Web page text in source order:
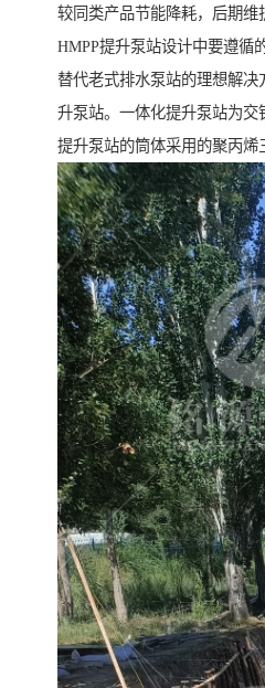
较同类产品节能降耗，后期维
HMPP提升泵站设计中要遵循
替代老式排水泵站的理想解
升泵站。一体化提升泵站为交
提升泵站的筒体采用的聚丙烯